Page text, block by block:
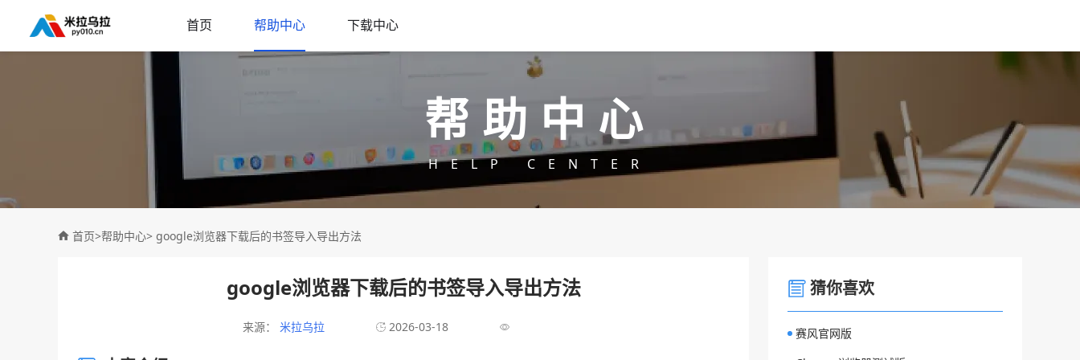
首页 帮助中心 下载中心
帮助中心
HELP CENTER
首页>帮助中心> google浏览器下载后的书签导入导出方法
google浏览器下载后的书签导入导出方法
来源： 米拉乌拉 2026-03-18
猜你喜欢
赛风官网版